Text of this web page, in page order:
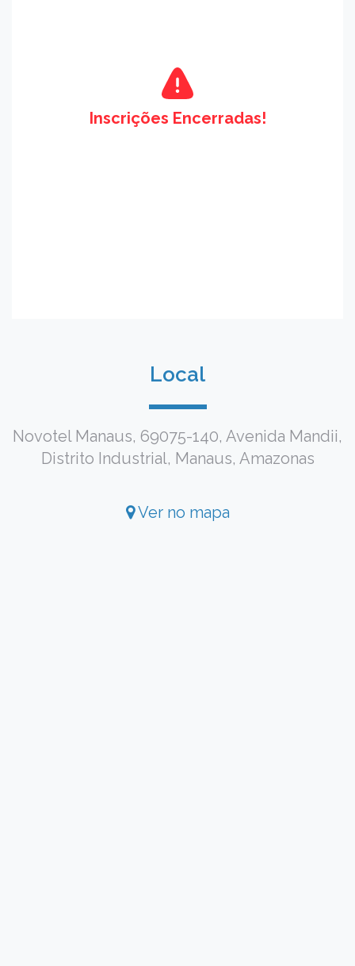
Inscrições Encerradas!
Local
Novotel Manaus, 69075-140, Avenida Mandii,
Distrito Industrial, Manaus, Amazonas
Ver no mapa